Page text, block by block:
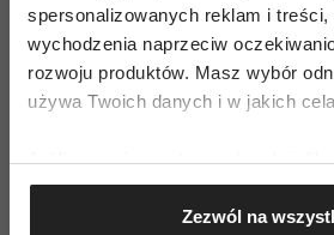
spersonalizowanych reklam i
wychodzenia naprzeciw
rozwoju produktów. Masz wybór
używa Twoich danych i w jakich
Jeśli wyrazisz na to zgodę,
Gromadzić dane dotyczące
geograficznej z dokładnością
Zezwól na
NAJLEPSZE FILMY
AUTOPROMOCJA